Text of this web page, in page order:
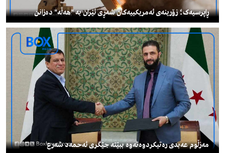
ڕاپرسیەک؛ زۆرینەی ئەمریکییەکان شەڕی ئێران بە "هەڵە" دەزانن
مەزڵوم عەبدی رەتیكردوەتەوە ببێتە جێگری ئەحمەد شەرع